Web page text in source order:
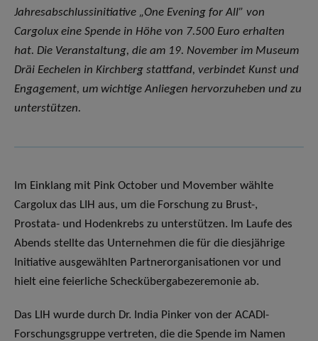
Jahresabschlussinitiative „One Evening for All” von
Cargolux eine Spende in Höhe von 7.500 Euro erhalten
hat. Die Veranstaltung, die am 19. November im Museum
Dräi Eechelen in Kirchberg stattfand, verbindet Kunst und
Engagement, um wichtige Anliegen hervorzuheben und zu
unterstützen.
Im Einklang mit Pink October und Movember wählte
Cargolux das LIH aus, um die Forschung zu Brust-,
Prostata- und Hodenkrebs zu unterstützen. Im Laufe des
Abends stellte das Unternehmen die für die diesjährige
Initiative ausgewählten Partnerorganisationen vor und
hielt eine feierliche Scheckübergabezeremonie ab.
Das LIH wurde durch Dr. India Pinker von der ACADI-
Forschungsgruppe vertreten, die die Spende im Namen